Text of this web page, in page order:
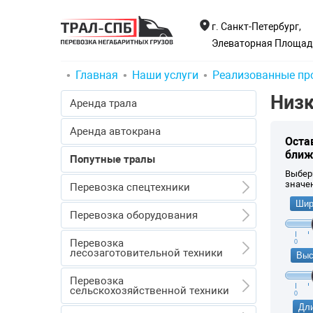
г. Санкт-Петербург,
Элеваторная
Главная Наши услуги Реализованные
0
0
Аренда трала
Аренда автокрана
Попутные тралы
Перевозка спецтехники
Перевозка спецтехники
Перевозка экскаваторов
Перевозка бульдозеров
Перевозка погрузчиков
Перевозка кранов
Перевозка оборудования
Перевозка оборудования
Перевозка емкостей
Перевозка трансформаторов
Перевозка
лесозаготовительной техники
Перевозка лесозаготовительной
техники
Перевозка форвардеров
Перевозка
сельскохозяйственной техники